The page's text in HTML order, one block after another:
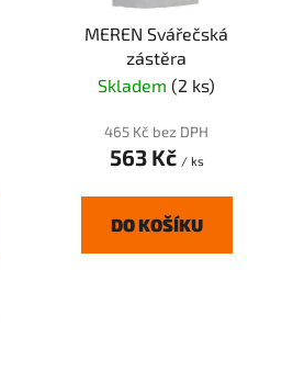
MEREN Svářečská
zástěra
Skladem (2 ks)
465 Kč bez DPH
563 Kč / ks
DO KOŠÍKU